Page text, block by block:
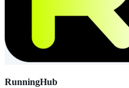
RunningHub